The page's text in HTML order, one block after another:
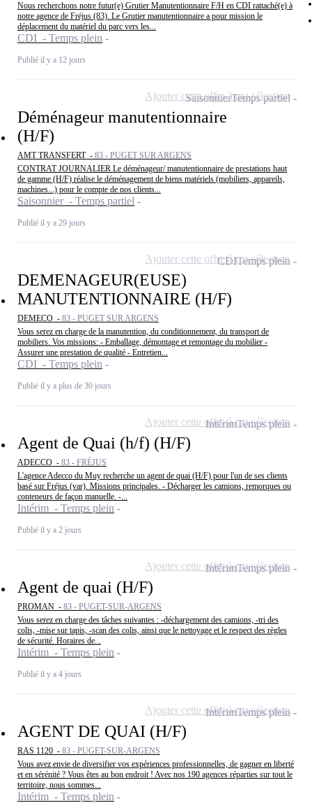
Nous recherchons notre futur(e) Grutier Manutentionnaire F/H en CDI rattaché(e) à
notre agence de Fréjus (83). Le Grutier manutentionnaire a pour mission le
déplacement du matériel du parc vers les...
CDI - Temps plein
Publié il y a 12 jours
Déménageur manutentionnaire
(H/F)
AMT TRANSFERT - 83 - PUGET SUR ARGENS
CONTRAT JOURNALIER Le déménageur/ manutentionnaire de prestations haut
de gamme (H/F) réalise le déménagement de biens matériels (mobiliers, appareils,
machines...) pour le compte de nos clients...
Saisonnier - Temps partiel
Publié il y a 29 jours
SaisonnierTemps partiel
Ajouter cette offre à ma sélection
DEMENAGEUR(EUSE)
MANUTENTIONNAIRE (H/F)
DEMECO - 83 - PUGET SUR ARGENS
Vous serez en charge de la manutention, du conditionnement, du transport de
mobiliers. Vos missions: - Emballage, démontage et remontage du mobilier -
Assurer une prestation de qualité - Entretien...
CDI - Temps plein
Publié il y a plus de 30 jours
CDITemps plein
Ajouter cette offre à ma sélection
Agent de Quai (h/f) (H/F)
ADECCO - 83 - FRÉJUS
L'agence Adecco du Muy recherche un agent de quai (H/F) pour l'un de ses clients
basé sur Fréjus (var). Missions principales. - Décharger les camions, remorques ou
conteneurs de façon manuelle. -...
Intérim - Temps plein
Publié il y a 2 jours
IntérimTemps plein
Ajouter cette offre à ma sélection
Agent de quai (H/F)
PROMAN - 83 - PUGET-SUR-ARGENS
Vous serez en charge des tâches suivantes : -déchargement des camions, -tri des
colis, -mise sur tapis, -scan des colis, ainsi que le nettoyage et le respect des règles
de sécurité. Horaires de...
Intérim - Temps plein
Publié il y a 4 jours
IntérimTemps plein
Ajouter cette offre à ma sélection
AGENT DE QUAI (H/F)
RAS 1120 - 83 - PUGET-SUR-ARGENS
Vous avez envie de diversifier vos expériences professionnelles, de gagner en liberté
et en sérénité ? Vous êtes au bon endroit ! Avec nos 190 agences réparties sur tout le
territoire, nous sommes...
Intérim - Temps plein
IntérimTemps plein
Ajouter cette offre à ma sélection